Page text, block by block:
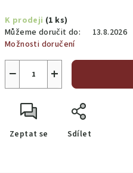
cena:
K prodeji (1 ks)
Můžeme doručit do:
13.8.2026
Možnosti doručení
+
−
Zeptat se Sdílet